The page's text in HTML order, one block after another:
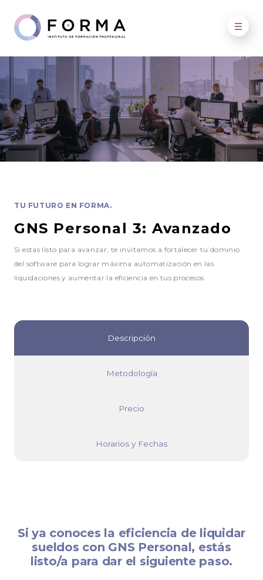
TU FUTURO EN FORMA.
GNS Personal 3: Avanzado
Si estás listo para avanzar, te invitamos a fortalecer tu dominio
del software para lograr máxima automatización en las
liquidaciones y aumentar la eficiencia en tus procesos.
Descripción
Metodología
Precio
Horarios y Fechas
Si ya conoces la eficiencia de liquidar
sueldos con GNS Personal, estás
listo/a para dar el siguiente paso.